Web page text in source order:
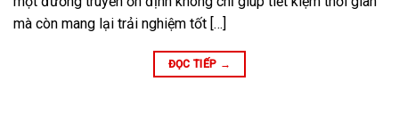
mà còn mang lại trải nghiệm tốt […]
ĐỌC TIẾP →